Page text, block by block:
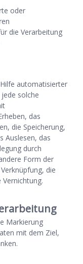
oder
die Verarbeitung
automatisierter
solche
das
die Speicherung,
Auslesen, das
durch
Form der
die
Markierung
mit dem Ziel,